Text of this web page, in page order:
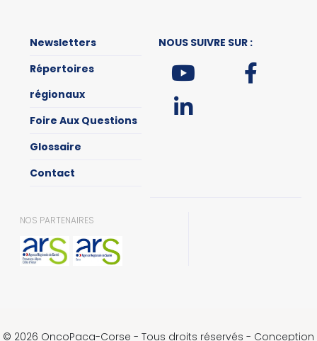
Newsletters
Répertoires
régionaux
Foire Aux Questions
Glossaire
Contact
NOUS SUIVRE SUR :
NOS PARTENAIRES
© 2026 OncoPaca-Corse - Tous droits réservés - Conception